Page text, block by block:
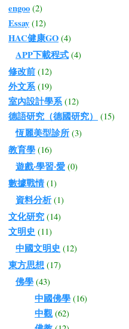
engoo (2)
Essay (12)
HAC健康GO (4)
APP下載程式 (4)
修改前 (12)
外文系 (19)
室內設計學系 (12)
德語研究（德國研究） (15)
恆麗美型診所 (3)
教育學 (16)
遊戲‧學習‧愛 (0)
數據戰情 (1)
資料分析 (1)
文化研究 (14)
文明史 (11)
中國文明史 (12)
東方思想 (17)
佛學 (43)
中國佛學 (16)
中觀 (62)